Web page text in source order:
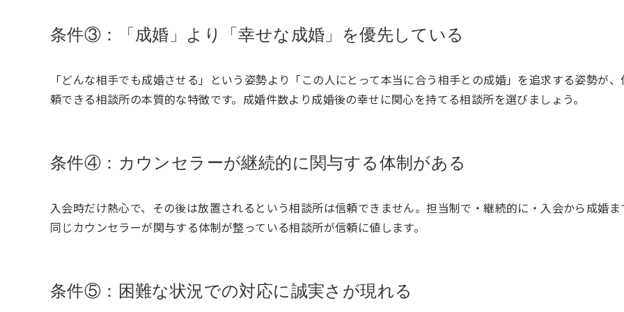
条件③：「成婚」より「幸せな成婚」を優先している
「どんな相手でも成婚させる」という姿勢より「この人にとって本当に合う相手との成婚」を追求する姿勢が、
頼できる相談所の本質的な特徴です。成婚件数より成婚後の幸せに関心を持てる相談所を選びましょう。
条件④：カウンセラーが継続的に関与する体制がある
入会時だけ熱心で、その後は放置されるという相談所は信頼できません。担当制で・継続的に・入会から成婚ま
同じカウンセラーが関与する体制が整っている相談所が信頼に値します。
条件⑤：困難な状況での対応に誠実さが現れる